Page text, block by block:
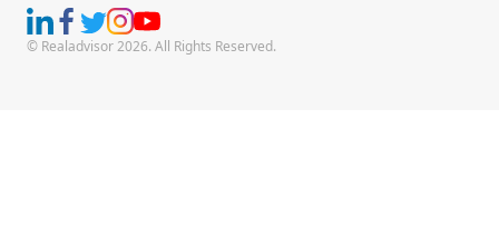
© Realadvisor 2026. All Rights Reserved.